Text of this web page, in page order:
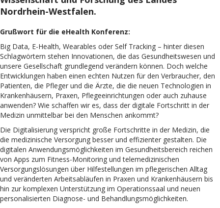
Nordrhein-Westfalen.
Grußwort für die eHealth Konferenz:
Big Data, E-Health, Wearables oder Self Tracking – hinter diesen
Schlagwörtern stehen Innovationen, die das Gesundheitswesen und
unsere Gesellschaft grundlegend verändern können. Doch welche
Entwicklungen haben einen echten Nutzen für den Verbraucher, den
Patienten, die Pfleger und die Ärzte, die die neuen Technologien in
Krankenhäusern, Praxen, Pflegeeinrichtungen oder auch zuhause
anwenden? Wie schaffen wir es, dass der digitale Fortschritt in der
Medizin unmittelbar bei den Menschen ankommt?
Die Digitalisierung verspricht große Fortschritte in der Medizin, die
die medizinische Versorgung besser und effizienter gestalten. Die
digitalen Anwendungsmöglichkeiten im Gesundheitsbereich reichen
von Apps zum Fitness-Monitoring und telemedizinischen
Versorgungslösungen über Hilfestellungen im pflegerischen Alltag
und veränderten Arbeitsabläufen in Praxen und Krankenhäusern bis
hin zur komplexen Unterstützung im Operationssaal und neuen
personalisierten Diagnose- und Behandlungsmöglichkeiten.